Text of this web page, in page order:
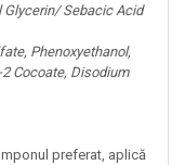
Sebacic Acid
Phenoxyethanol,
Cocoate, Disodium
preferat, aplică